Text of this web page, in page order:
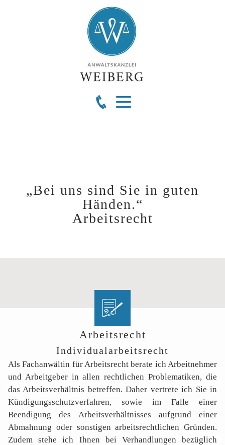
„Bei uns sind Sie in guten
Händen.“
Arbeitsrecht
Arbeitsrecht
Individualarbeitsrecht
Als Fachanwältin für Arbeitsrecht berate ich Arbeitnehmer
und Arbeitgeber in allen rechtlichen Problematiken, die
das Arbeitsverhältnis betreffen. Daher vertrete ich Sie in
Kündigungsschutzverfahren, sowie im Falle einer
Beendigung des Arbeitsverhältnisses aufgrund einer
Abmahnung oder sonstigen arbeitsrechtlichen Gründen.
Zudem stehe ich Ihnen bei Verhandlungen bezüglich